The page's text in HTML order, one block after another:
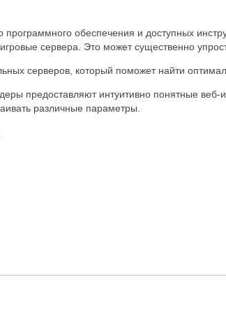
обеспечения и доступных
сервера. Это может существенно
серверов, который поможет найти
предоставляют интуитивно понятные
различные параметры.